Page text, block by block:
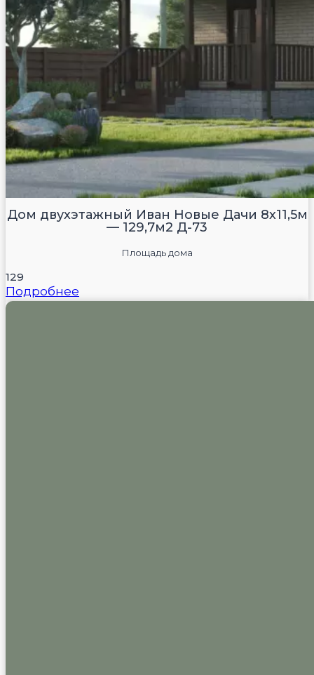
Дом двухэтажный Иван Новые Дачи 8х11,5м
— 129,7м2 Д-73
Площадь дома
129
Подробнее